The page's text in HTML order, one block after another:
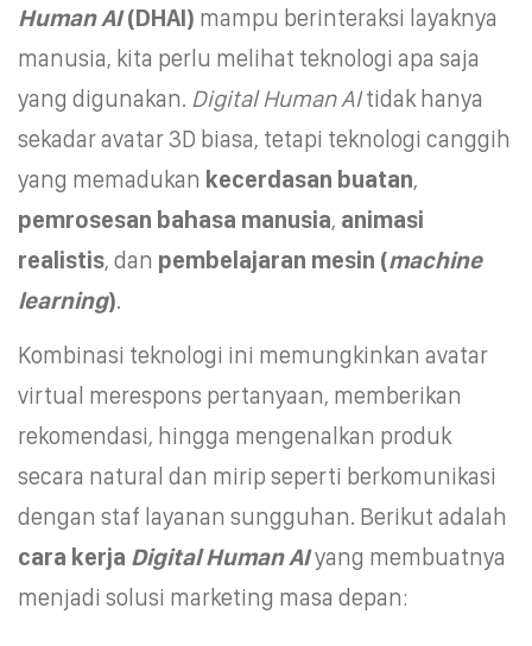
Human AI(DHAI) mampu berinteraksi layaknya
manusia, kita perlu melihat teknologi apa saja
yang digunakan. Digital Human AItidak hanya
sekadar avatar 3D biasa, tetapi teknologi canggih
yang memadukan kecerdasan buatan,
pemrosesan bahasa manusia, animasi
realistis, dan pembelajaran mesin (machine
learning).
Kombinasi teknologi ini memungkinkan avatar
virtual merespons pertanyaan, memberikan
rekomendasi, hingga mengenalkan produk
secara natural dan mirip seperti berkomunikasi
dengan staf layanan sungguhan. Berikut adalah
cara kerja Digital Human AIyang membuatnya
menjadi solusi marketing masa depan: